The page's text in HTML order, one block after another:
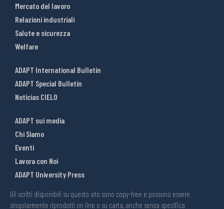
Mercato del lavoro
Relazioni industriali
Salute e sicurezza
Welfare
ADAPT International Bulletin
ADAPT Special Bulletin
Noticias CIELO
ADAPT sui media
Chi Siamo
Eventi
Lavora con Noi
ADAPT University Press
Gli scritti disponibili su questo sito sono copy-free e possono essere
singolarmente riprodotti on line o su carta, anche senza specifica